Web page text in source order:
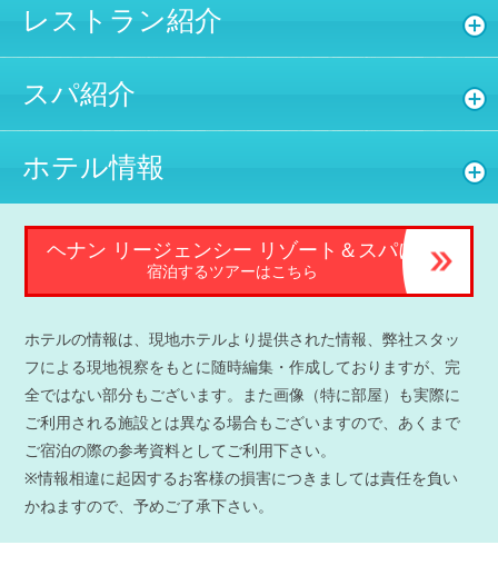
レストラン紹介
スパ紹介
ホテル情報
ヘナン リージェンシー リゾート＆スパに
宿泊するツアーはこちら
ホテルの情報は、現地ホテルより提供された情報、弊社スタッ
フによる現地視察をもとに随時編集・作成しておりますが、完
全ではない部分もございます。また画像（特に部屋）も実際に
ご利用される施設とは異なる場合もございますので、あくまで
ご宿泊の際の参考資料としてご利用下さい。
※情報相違に起因するお客様の損害につきましては責任を負い
かねますので、予めご了承下さい。